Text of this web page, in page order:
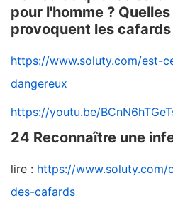
pour l'homme ?
provoquent les cafards
https://www.soluty.com/est-
dangereux
https://youtu.be/
24 Reconnaître une
lire : https://
des-cafards